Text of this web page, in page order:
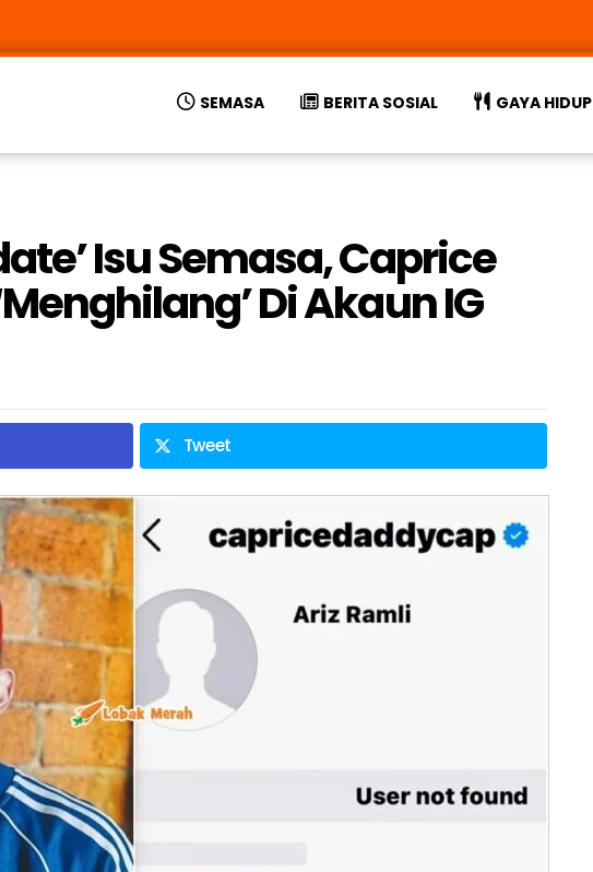
SEMASA BERITA SOSIAL GAYA HIDUP
Isu Semasa, Caprice
Di Akaun IG
Tweet